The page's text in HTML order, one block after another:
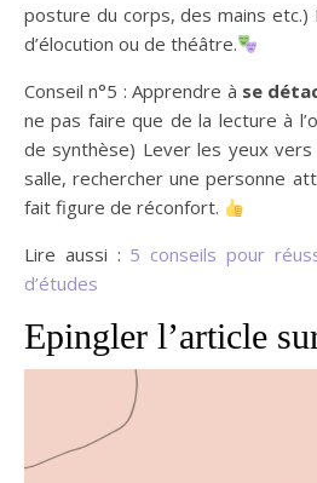
posture du corps, des mains etc.)
d’élocution ou de théâtre.
Conseil n°5 : Apprendre à se
ne pas faire que de la lecture à
de synthèse) Lever les yeux
salle, rechercher une personne
fait figure de réconfort.
Lire aussi : 5 conseils pour
d’études
Epingler l’article